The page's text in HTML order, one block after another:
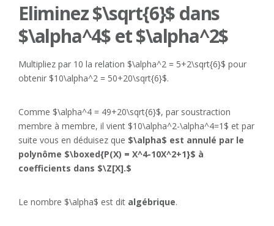
Eliminez $\sqrt{6}$ dans
$\alpha^4$ et $\alpha^2$
Multipliez par 10 la relation $\alpha^2 = 5+2\sqrt{6}$ pour
obtenir $10\alpha^2 = 50+20\sqrt{6}$.
Comme $\alpha^4 = 49+20\sqrt{6}$, par soustraction
membre à membre, il vient $10\alpha^2-\alpha^4=1$ et par
suite vous en déduisez que $\alpha$ est annulé par le
polynôme $\boxed{P(X) = X^4-10X^2+1}$ à
coefficients dans $\Z[X].$
Le nombre $\alpha$ est dit algébrique.